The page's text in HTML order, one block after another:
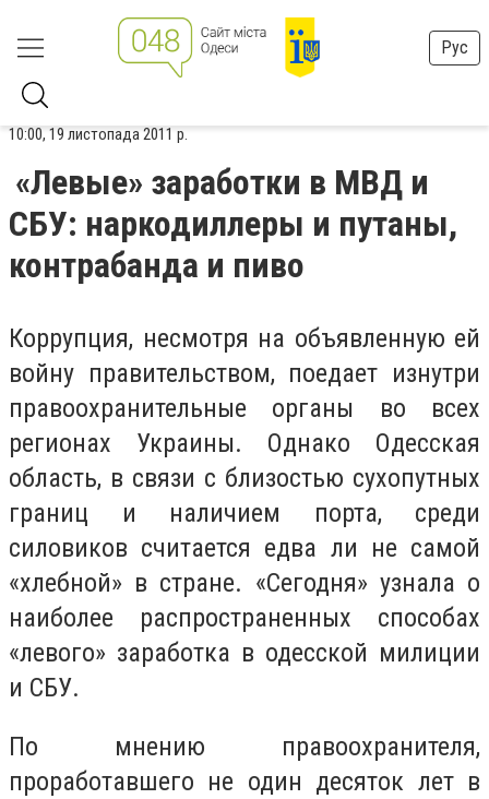
Рус
10:00, 19 листопада 2011 р.
«Левые» заработки в МВД и
СБУ: наркодиллеры и путаны,
контрабанда и пиво
Коррупция, несмотря на объявленную ей
войну правительством, поедает изнутри
правоохранительные органы во всех
регионах Украины. Однако Одесская
область, в связи с близостью сухопутных
границ и наличием порта, среди
силовиков считается едва ли не самой
«хлебной» в стране. «Сегодня» узнала о
наиболее распространенных способах
«левого» заработка в одесской милиции
и СБУ.
По мнению правоохранителя,
проработавшего не один десяток лет в